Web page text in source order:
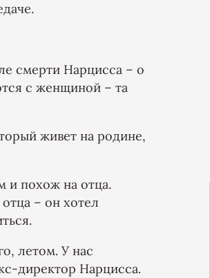
смерти Нарцисса – о
с женщиной – та
живет на родине,
и похож на отца.
– он хотел
летом. У нас
директор Нарцисса.